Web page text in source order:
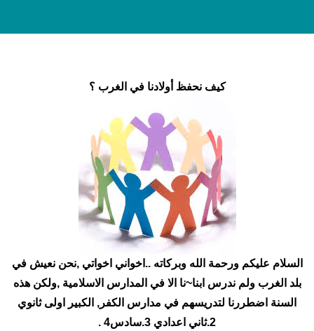
كيف نحفظ أولادنا في الغرب ؟
السلام عليكم ورحمة الله وبركاته ..اخواني اخواتي ,نحن نعيش في
بلد الغرب ولم ندرس ابنا~نا الا في المدارس الاسلامية ,ولكن هذه
السنة اضطررنا لتدريسهم في مدارس الكفر, الكبير اولى ثانوي
2.ثاني اعدادي 3.سادس4 .